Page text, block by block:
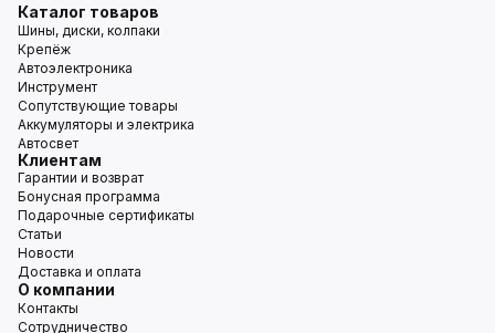
Каталог товаров
Шины, диски, колпаки
Крепёж
Автоэлектроника
Инструмент
Сопутствующие товары
Аккумуляторы и электрика
Автосвет
Клиентам
Гарантии и возврат
Бонусная программа
Подарочные сертификаты
Статьи
Новости
Доставка и оплата
О компании
Контакты
Сотрудничество